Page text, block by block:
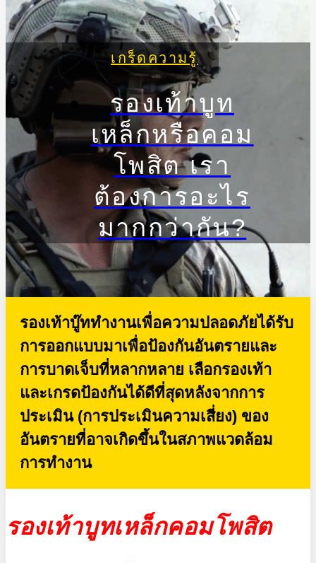
เกร็ดความรู้
รองเท้าบูท
เหล็กหรือคอม
โพสิต เรา
ต้องการอะไร
มากกว่ากัน?
รองเท้าบู๊ททำงานเพื่อความปลอดภัยได้รับ
การออกแบบมาเพื่อป้องกันอันตรายและ
การบาดเจ็บที่หลากหลาย เลือกรองเท้า
และเกรดป้องกันได้ดีที่สุดหลังจากการ
ประเมิน (การประเมินความเสี่ยง) ของ
อันตรายที่อาจเกิดขึ้นในสภาพแวดล้อม
การทำงาน
รองเท้าบูทเหล็กคอมโพสิต